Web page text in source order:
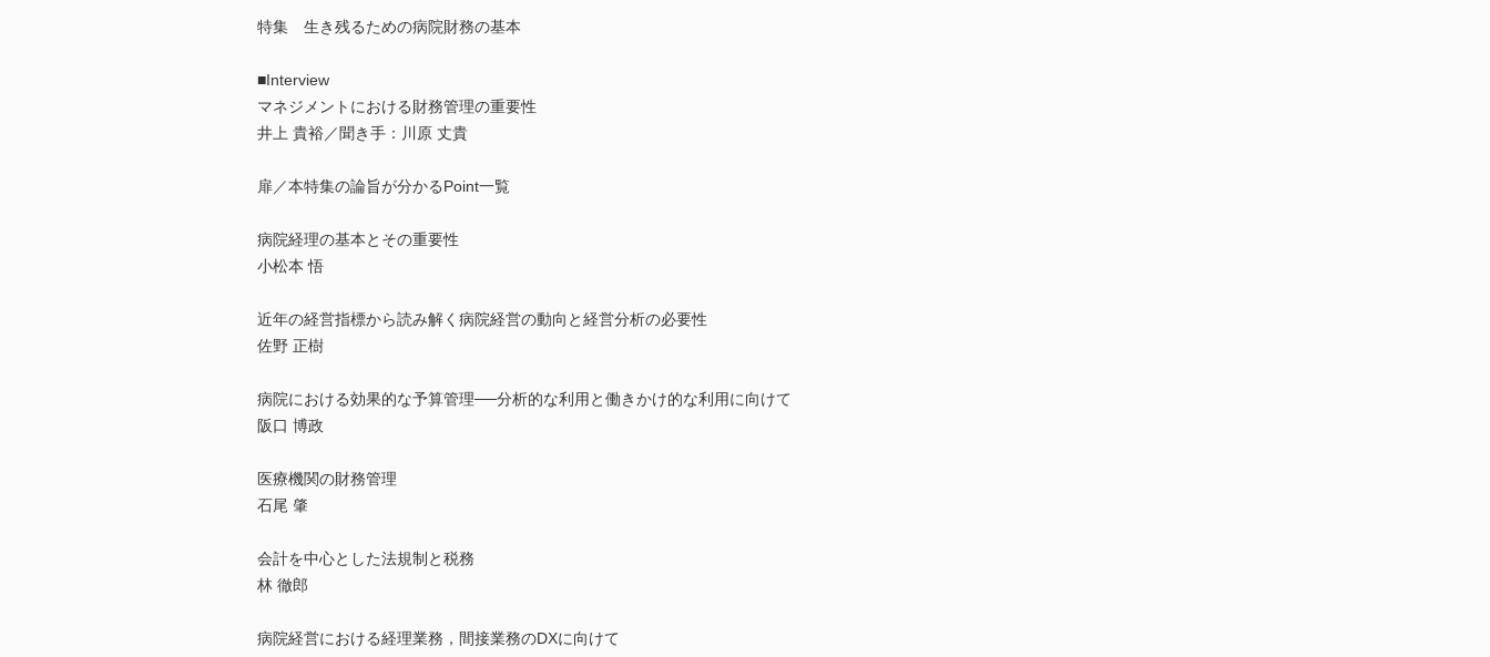
特集 生き残るための病院財務の基本
■Interview
マネジメントにおける財務管理の重要性
井上 貴裕／聞き手：川原 丈貴
扉／本特集の論旨が分かるPoint一覧
病院経理の基本とその重要性
小松本 悟
近年の経営指標から読み解く病院経営の動向と経営分析の必要性
佐野 正樹
病院における効果的な予算管理──分析的な利用と働きかけ的な利用に向けて
阪口 博政
医療機関の財務管理
石尾 肇
会計を中心とした法規制と税務
林 徹郎
病院経営における経理業務，間接業務のDXに向けて